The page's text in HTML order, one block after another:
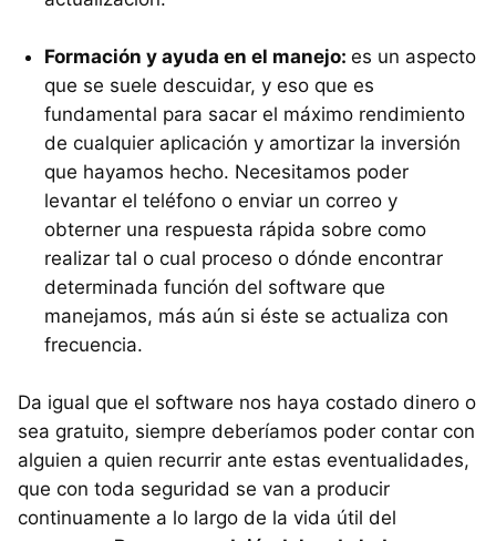
Formación y ayuda en el manejo: es un aspecto
que se suele descuidar, y eso que es
fundamental para sacar el máximo rendimiento
de cualquier aplicación y amortizar la inversión
que hayamos hecho. Necesitamos poder
levantar el teléfono o enviar un correo y
obterner una respuesta rápida sobre como
realizar tal o cual proceso o dónde encontrar
determinada función del software que
manejamos, más aún si éste se actualiza con
frecuencia.
Da igual que el software nos haya costado dinero o
sea gratuito, siempre deberíamos poder contar con
alguien a quien recurrir ante estas eventualidades,
que con toda seguridad se van a producir
continuamente a lo largo de la vida útil del